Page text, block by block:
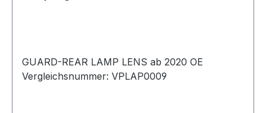
GUARD-REAR LAMP LENS ab 2020 OE
Vergleichsnummer: VPLAP0009